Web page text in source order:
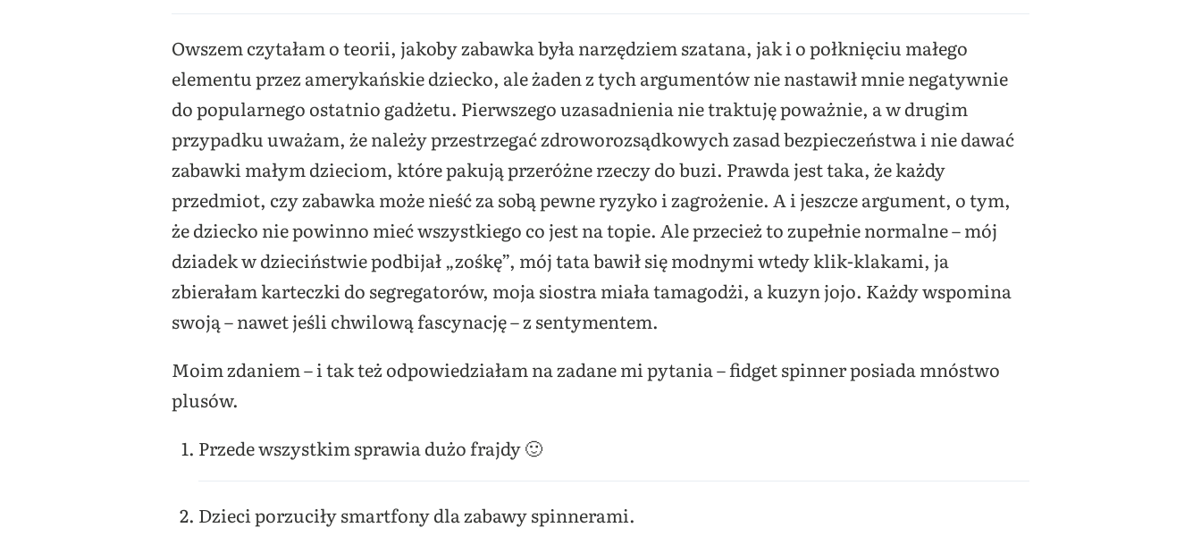
Owszem czytałam o teorii, jakoby zabawka była narzędziem szatana, jak i o połknięciu małego
elementu przez amerykańskie dziecko, ale żaden z tych argumentów nie nastawił mnie negatywnie
do popularnego ostatnio gadżetu. Pierwszego uzasadnienia nie traktuję poważnie, a w drugim
przypadku uważam, że należy przestrzegać zdroworozsądkowych zasad bezpieczeństwa i nie dawać
zabawki małym dzieciom, które pakują przeróżne rzeczy do buzi. Prawda jest taka, że każdy
przedmiot, czy zabawka może nieść za sobą pewne ryzyko i zagrożenie. A i jeszcze argument, o tym,
że dziecko nie powinno mieć wszystkiego co jest na topie. Ale przecież to zupełnie normalne – mój
dziadek w dzieciństwie podbijał „zośkę”, mój tata bawił się modnymi wtedy klik-klakami, ja
zbierałam karteczki do segregatorów, moja siostra miała tamagodżi, a kuzyn jojo. Każdy wspomina
swoją – nawet jeśli chwilową fascynację – z sentymentem.
Moim zdaniem – i tak też odpowiedziałam na zadane mi pytania – fidget spinner posiada mnóstwo
plusów.
Przede wszystkim sprawia dużo frajdy 🙂
Dzieci porzuciły smartfony dla zabawy spinnerami.